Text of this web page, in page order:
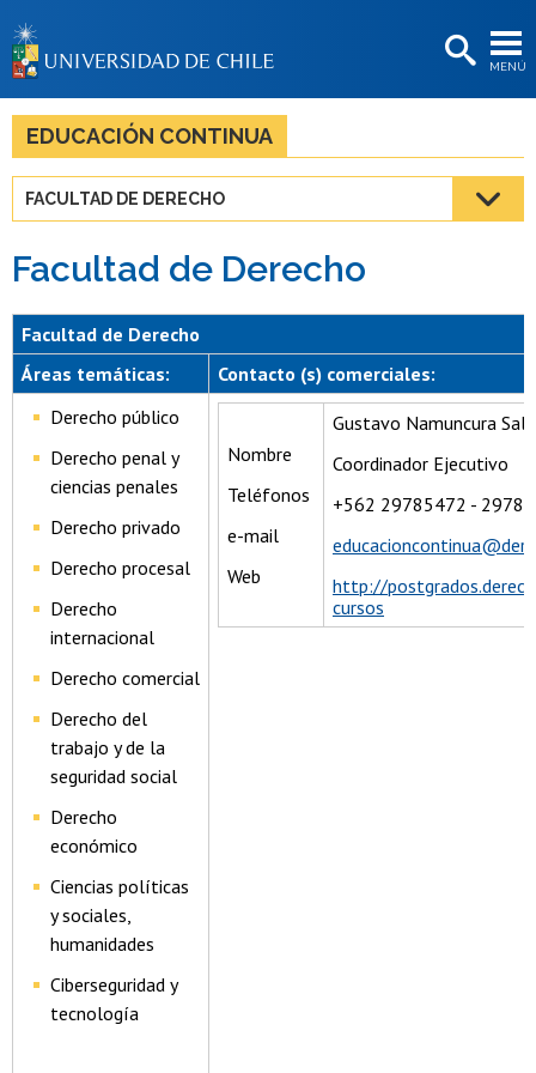
MENÚ
BIBLIOTECAS
LA UNIVERSIDAD
Estudiantes
Académicas/os
Funcionarias/os
Egresadas/os
EDUCACIÓN CONTINUA
FACULTAD DE DERECHO
Facultad de Derecho
Facultad de Derecho
Áreas temáticas:
Contacto (s) comerciales:
Derecho público
Derecho penal y
ciencias penales
Derecho privado
Derecho procesal
Derecho
internacional
Derecho comercial
Derecho del
trabajo y de la
seguridad social
Derecho
económico
Ciencias políticas
y sociales,
humanidades
Ciberseguridad y
tecnología
Nombre
Teléfonos
e-mail
Web
Gustavo Namuncura
Coordinador Ejecutivo
+562 29785472 -
http://
cursos